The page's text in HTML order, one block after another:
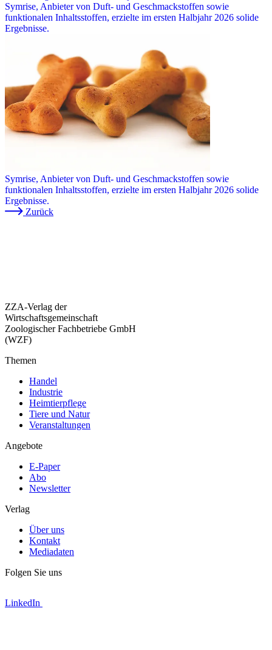
Symrise, Anbieter von Duft- und Geschmackstoffen sowie
funktionalen Inhaltsstoffen, erzielte im ersten Halbjahr 2026 solide
Ergebnisse.
Symrise, Anbieter von Duft- und Geschmackstoffen sowie
funktionalen Inhaltsstoffen, erzielte im ersten Halbjahr 2026 solide
Ergebnisse.
Zurück
ZZA-Verlag der
Wirtschaftsgemeinschaft
Zoologischer Fachbetriebe GmbH
(WZF)
Themen
Handel
Industrie
Heimtierpflege
Tiere und Natur
Veranstaltungen
Angebote
E-Paper
Abo
Newsletter
Verlag
Über uns
Kontakt
Mediadaten
Folgen Sie uns
LinkedIn